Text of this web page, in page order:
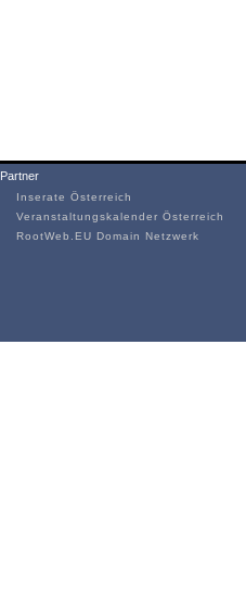
Partner
Inserate Österreich
Veranstaltungskalender Österreich
RootWeb.EU Domain Netzwerk